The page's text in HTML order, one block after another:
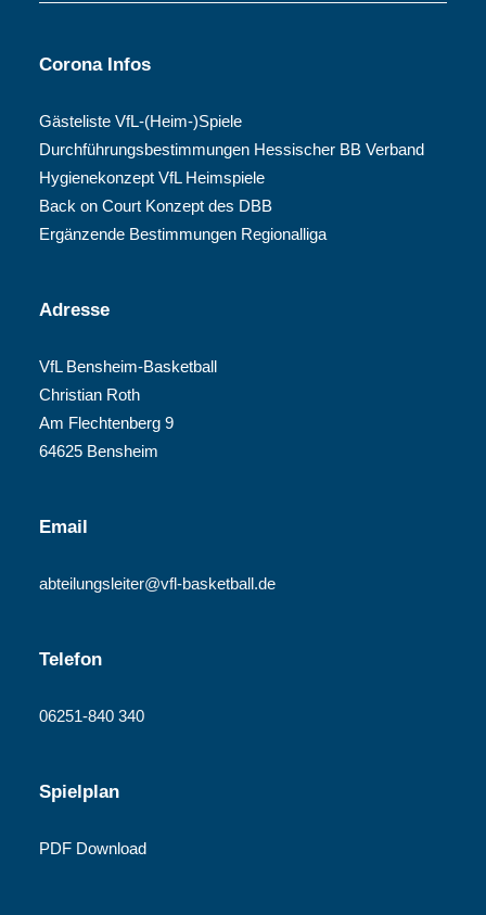
Corona Infos
Gästeliste VfL-(Heim-)Spiele
Durchführungsbestimmungen Hessischer BB Verband
Hygienekonzept VfL Heimspiele
Back on Court Konzept des DBB
Ergänzende Bestimmungen Regionalliga
Adresse
VfL Bensheim-Basketball
Christian Roth
Am Flechtenberg 9
64625 Bensheim
Email
abteilungsleiter@vfl-basketball.de
Telefon
06251-840 340
Spielplan
PDF Download